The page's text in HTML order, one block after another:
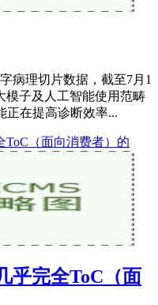
病理切片数据，截至7月1
模子及人工智能使用范畴
正在提高诊断效率...
乎完全ToC（面